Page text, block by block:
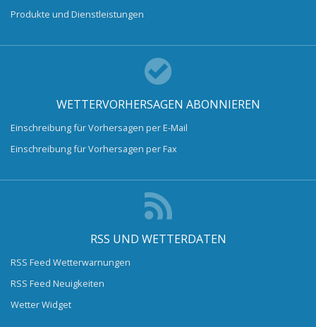
Produkte und Dienstleistungen
WETTERVORHERSAGEN ABONNIEREN
Einschreibung für Vorhersagen per E-Mail
Einschreibung für Vorhersagen per Fax
RSS UND WETTERDATEN
RSS Feed Wetterwarnungen
RSS Feed Neuigkeiten
Wetter Widget